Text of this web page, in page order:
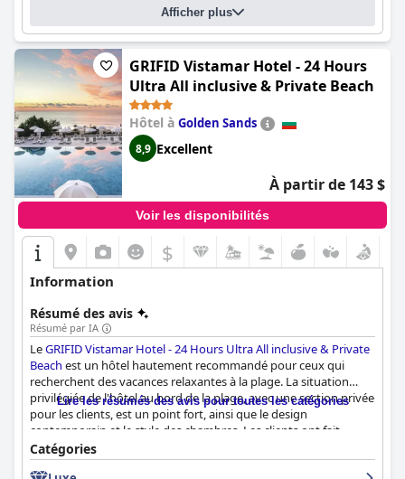
Afficher plus
GRIFID Vistamar Hotel - 24 Hours
Ultra All inclusive & Private Beach
Hôtel à Golden Sands
8,9 Excellent
À partir de 143 $
Voir les disponibilités
$
Information
Résumé des avis
Résumé par IA
LeGRIFID Vistamar Hotel - 24 Hours Ultra All inclusive & Private
Beach est un hôtel hautement recommandé pour ceux qui
recherchent des vacances relaxantes à la plage. La situation
privilégiée de l'hôtel au bord de la plage, avec une section privée
pour les clients, est un point fort, ainsi que le design
contemporain et le style des chambres. Les clients ont fait
l'éloge du service tout compris 24 heures sur 24 de l'hôtel, qui
comprend des options de cuisine délicieuses et variées et des
Lire les résumés des avis pour toutes les catégories
Catégories